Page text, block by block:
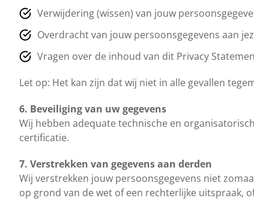
Verwijdering (wissen) van jouw
Overdracht van jouw persoonsgegevens aan
Vragen over de inhoud van dit Privacy
Let op: Het kan zijn dat wij niet in alle gevallen
6. Beveiliging van uw gegevens
Wij hebben adequate technische en
certificatie.
7. Verstrekken van gegevens aan derden
Wij verstrekken jouw persoonsgegevens niet
op grond van de wet of een rechterlijke uitspraak,